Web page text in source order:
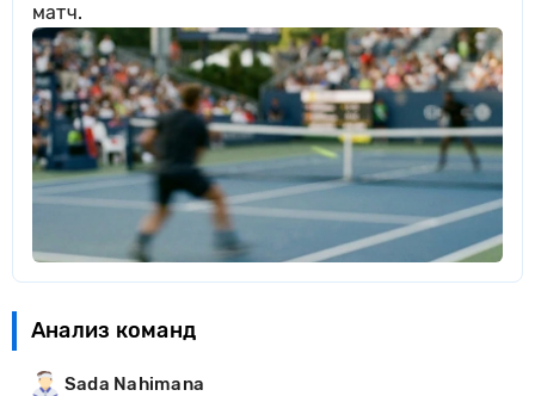
матч.
Анализ команд
Sada Nahimana